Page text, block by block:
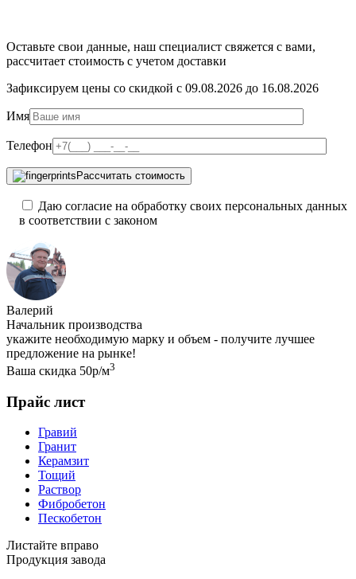
Оставьте свои данные, наш специалист свяжется с вами,
рассчитает стоимость с учетом доставки
Зафиксируем цены со скидкой с 09.08.2026 до 16.08.2026
Имя
Телефон
Рассчитать стоимость
Даю согласие на обработку своих персональных данных
в соответствии с законом
Валерий
Начальник производства
укажите необходимую марку и объем - получите лучшее
предложение на рынке!
Ваша скидка 50р/м3
Прайс лист
Гравий
Гранит
Керамзит
Тощий
Раствор
Фибробетон
Пескобетон
Листайте вправо
Продукция завода